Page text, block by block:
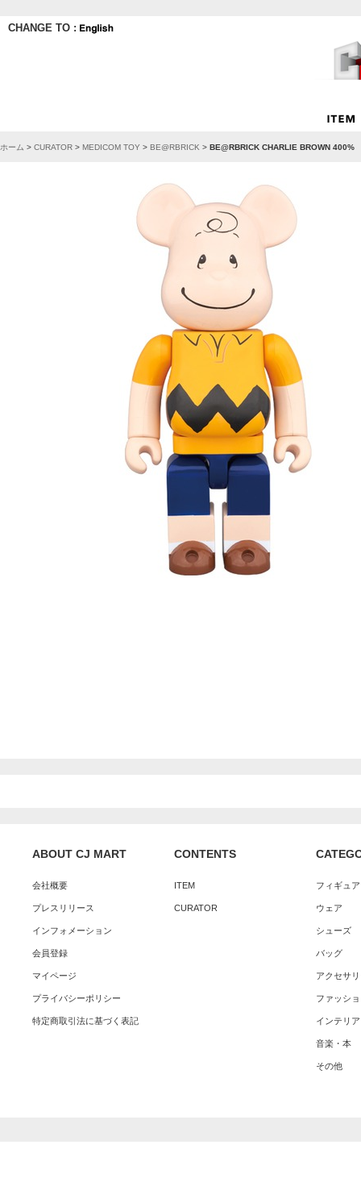
CHANGE TO :
ホーム > CURATOR > MEDICOM TOY > BE@RBRICK > BE@RBRICK CHARLIE BROWN 400%
ABOUT CJ MART
会社概要
プレスリリース
インフォメーション
会員登録
マイページ
プライバシーポリシー
特定商取引法に基づく表記
CONTENTS
ITEM
CURATOR
フィギュ
ウェア
シューズ
バッグ
アクセサ
ファッシ
インテリア
音楽・本
その他